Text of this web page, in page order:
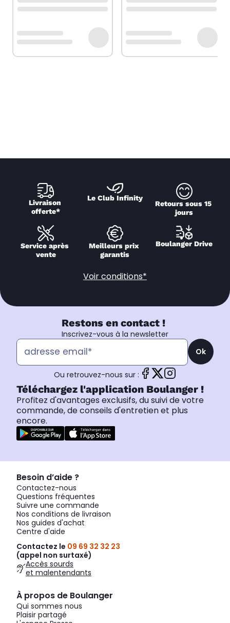
Livraison
offerte*
Le Club Infinity
Retours sous 15
jours
Service après
vente
Meilleurs prix
garantis
Boulanger Drive
Voir conditions*
Restons en contact !
Inscrivez-vous à la newsletter
Ok
Ou retrouvez-nous sur :
Téléchargez l'application Boulanger !
Profitez d'avantages exclusifs, du suivi de votre
commande, de conseils d'entretien et plus
encore.
Besoin d’aide ?
Contactez-nous
Questions fréquentes
Suivre une commande
Nos conditions de livraison
Nos guides d'achat
Centre d'aide
Contactez le 09 69 32 32 23
(appel non surtaxé)
Accès sourds
et malentendants
À propos de Boulanger
Qui sommes nous
Plaisir partagé